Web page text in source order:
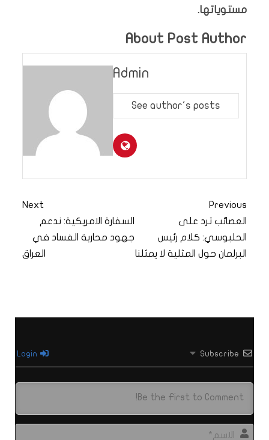
مستوياتها.
About Post Author
Admin
See author's posts
Previous
العصائب ترد على
الحلبوسي: كلام رئيس
البرلمان حول المثلية لا يمثلنا
Next
السفارة الامريكية: ندعم
جهود محاربة الفساد في
العراق
Subscribe